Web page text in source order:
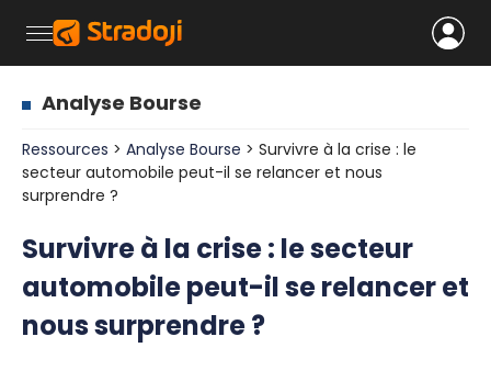
Analyse Bourse
Ressources > Analyse Bourse > Survivre à la crise : le
secteur automobile peut-il se relancer et nous
surprendre ?
Survivre à la crise : le secteur
automobile peut-il se relancer et
nous surprendre ?